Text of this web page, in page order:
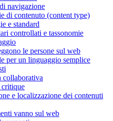
navigazione
di contenuto (content type)
e standard
controllati e tassonomie
le persone sul web
per un linguaggio semplice
collaborativa
e localizzazione dei contenuti
vanno sul web